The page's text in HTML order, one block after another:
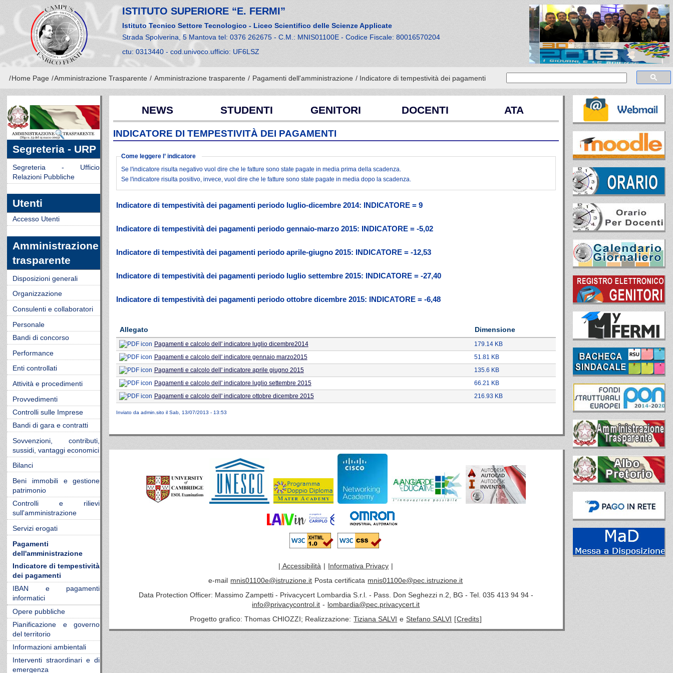
ISTITUTO SUPERIORE “E. FERMI”
Istituto Tecnico Settore Tecnologico - Liceo Scientifico delle Scienze Applicate
Strada Spolverina, 5 Mantova tel: 0376 262675 - C.M.: MNIS01100E - Codice Fiscale: 80016570204
ctu: 0313440 - cod.univoco.ufficio: UF6LSZ
/ Home Page /Amministrazione Trasparente / Amministrazione trasparente / Pagamenti dell'amministrazione / Indicatore di tempestività dei pagamenti
Segreteria - URP
Segreteria - Ufficio
Relazioni Pubbliche
Utenti
Accesso Utenti
Amministrazione
trasparente
Disposizioni generali
Organizzazione
Consulenti e collaboratori
Personale
Bandi di concorso
Performance
Enti controllati
Attività e procedimenti
Provvedimenti
Controlli sulle Imprese
Bandi di gara e contratti
Sovvenzioni, contributi,
sussidi, vantaggi economici
Bilanci
Beni immobili e gestione
patrimonio
Controlli e rilievi
sull'amministrazione
Servizi erogati
Pagamenti
dell'amministrazione
Indicatore di tempestività
dei pagamenti
IBAN e pagamenti
informatici
Opere pubbliche
Pianificazione e governo
del territorio
Informazioni ambientali
Interventi straordinari e di
emergenza
NEWS STUDENTI GENITORI DOCENTI ATA
INDICATORE DI TEMPESTIVITÀ DEI PAGAMENTI
Come leggere l’ indicatore
Se l'indicatore risulta negativo vuol dire che le fatture sono state pagate in media prima della scadenza.
Se l'indicatore risulta positivo, invece, vuol dire che le fatture sono state pagate in media dopo la scadenza.
Indicatore di tempestività dei pagamenti periodo luglio-dicembre 2014: INDICATORE = 9
Indicatore di tempestività dei pagamenti periodo gennaio-marzo 2015: INDICATORE = -5,02
Indicatore di tempestività dei pagamenti periodo aprile-giugno 2015: INDICATORE = -12,53
Indicatore di tempestività dei pagamenti periodo luglio settembre 2015: INDICATORE = -27,40
Indicatore di tempestività dei pagamenti periodo ottobre dicembre 2015: INDICATORE = -6,48
Allegato Dimensione
Pagamenti e calcolo dell' indicatore luglio dicembre2014
179.14 KB
Pagamenti e calcolo dell' indicatore gennaio marzo2015
51.81 KB
Pagamenti e calcolo dell' indicatore aprile giugno 2015
135.6 KB
Pagamenti e calcolo dell' indicatore luglio settembre 2015
66.21 KB
Pagamenti e calcolo dell' indicatore ottobre dicembre 2015
216.93 KB
Inviato da admin.sitoil Sab, 13/07/2013 - 13:53
| Accessibilità | Informativa Privacy |
e-mail mnis01100e@istruzione.it Posta certificata mnis01100e@pec.istruzione.it
Data Protection Officer: Massimo Zampetti - Privacycert Lombardia S.r.l. - Pass. Don Seghezzi n.2, BG - Tel. 035 413 94 94 -
info@privacycontrol.it - lombardia@pec.privacycert.it
Progetto grafico: Thomas CHIOZZI; Realizzazione: Tiziana SALVI e Stefano SALVI [Credits]